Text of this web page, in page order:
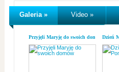
Galeria » Video »
Przyjęli Maryję do swoich domówDzień